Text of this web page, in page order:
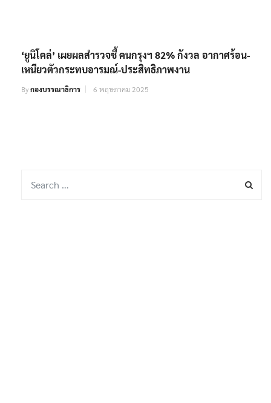
‘ยูนิโคล่’ เผยผลสำรวจชี้ คนกรุงฯ 82% กังวล อากาศร้อน-
เหนียวตัวกระทบอารมณ์-ประสิทธิภาพงาน
Byกองบรรณาธิการ 6 พฤษภาคม 2025